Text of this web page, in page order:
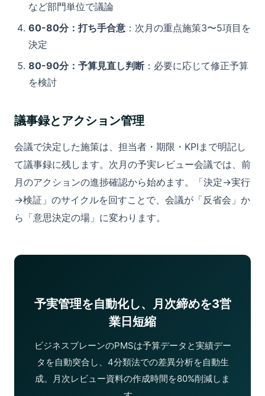
など部門単位で議論
60-80分：打ち手合意 ：次月の重点施策3〜5項目を
決定
80-90分：予算見直し判断 ：必要に応じて修正予算
を検討
議事録とアクション管理
会議で決定した施策は、担当者・期限・KPIまで明記し
て議事録に残します。次月の予実レビュー会議では、前
月のアクションの進捗確認から始めます。「決定→実行
→検証」のサイクルを回すことで、会議が「反省会」か
ら「意思決定の場」に変わります。
予実管理を自動化し、月次締めを3営
業日短縮
ビジネスブレーンのPMSは予算データと実績デー
タを自動突合し、4分類法での差異分析を自動生
成。月次レビュー資料の作成時間を80%削減しま